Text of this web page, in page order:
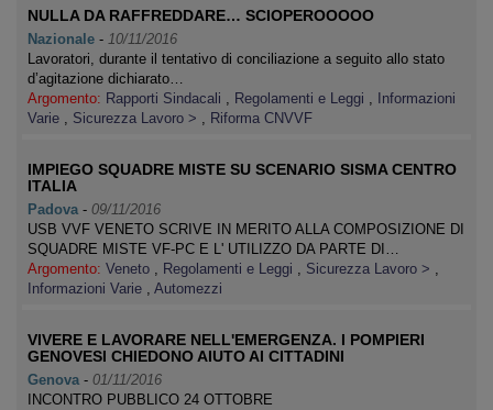
NULLA DA RAFFREDDARE… SCIOPEROOOOO
Nazionale - 10/11/2016
Lavoratori, durante il tentativo di conciliazione a seguito allo stato
d’agitazione dichiarato…
Argomento: Rapporti Sindacali , Regolamenti e Leggi ,
Informazioni
Varie , Sicurezza Lavoro > , Riforma CNVVF
IMPIEGO SQUADRE MISTE SU SCENARIO SISMA CENTRO
ITALIA
Padova - 09/11/2016
USB VVF VENETO SCRIVE IN MERITO ALLA COMPOSIZIONE DI
SQUADRE MISTE VF-PC E L' UTILIZZO DA PARTE DI…
Argomento: Veneto , Regolamenti e Leggi , Sicurezza Lavoro > ,
Informazioni Varie , Automezzi
VIVERE E LAVORARE NELL'EMERGENZA. I POMPIERI
GENOVESI CHIEDONO AIUTO AI CITTADINI
Genova - 01/11/2016
INCONTRO PUBBLICO 24 OTTOBRE